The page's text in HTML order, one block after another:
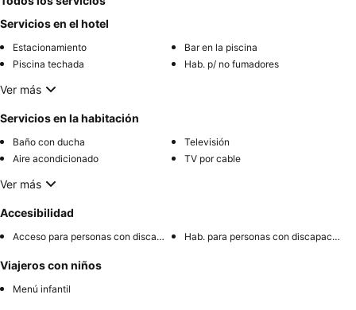
Servicios en el hotel
Estacionamiento
Bar en la piscina
Piscina techada
Hab. p/ no fumadores
Ver más
Servicios en la habitación
Baño con ducha
Televisión
Aire acondicionado
TV por cable
Ver más
Accesibilidad
Acceso para personas con discapacidad Hab. para personas con discapacidad
Viajeros con niños
Menú infantil